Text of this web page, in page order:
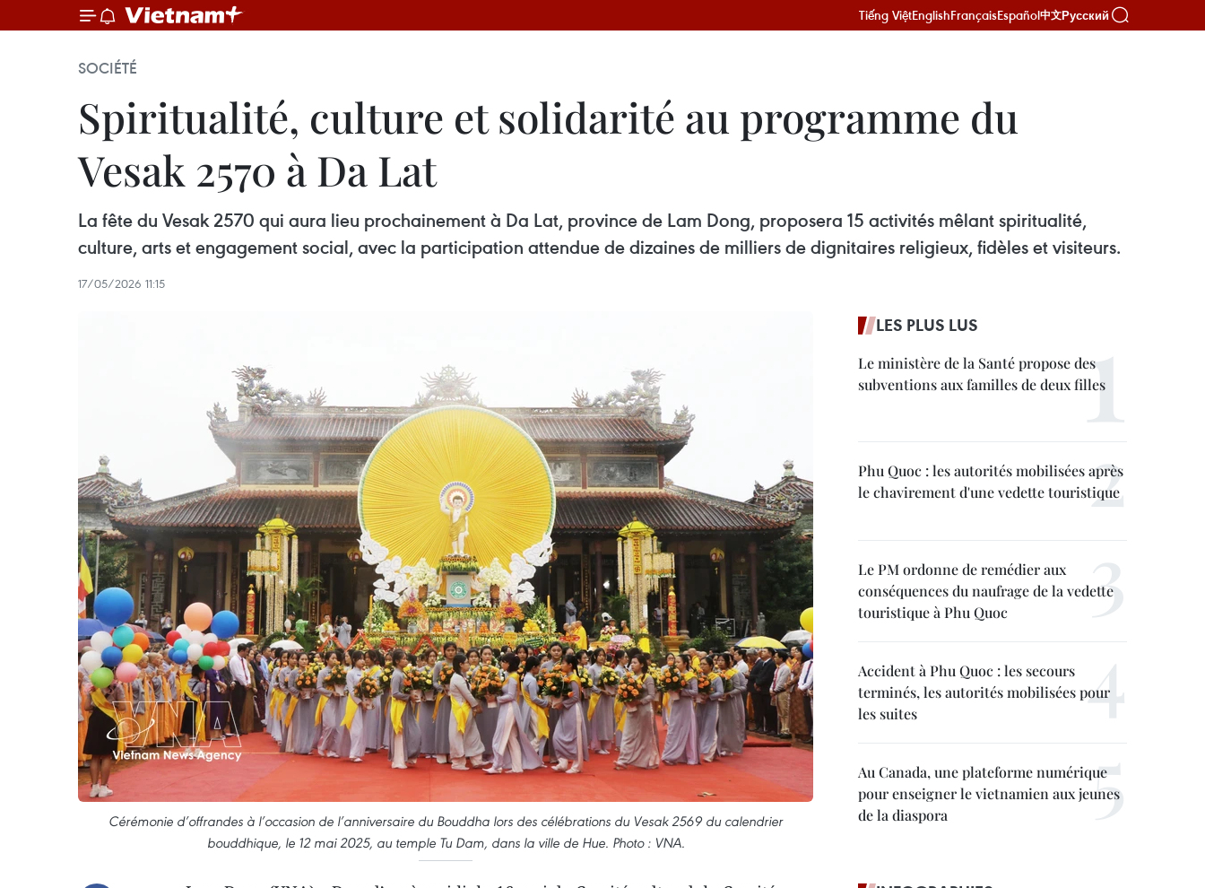
Tiếng ViệtEnglishFrançaisEspañol中文Русский
SOCIÉTÉ
Spiritualité, culture et solidarité au programme du
Vesak 2570 à Da Lat
La fête du Vesak 2570 qui aura lieu prochainement à Da Lat, province de Lam Dong, proposera 15 activités mêlant spiritualité,
culture, arts et engagement social, avec la participation attendue de dizaines de milliers de dignitaires religieux, fidèles et visiteurs.
17/05/2026 11:15
Cérémonie d’offrandes à l’occasion de l’anniversaire du Bouddha lors des célébrations du Vesak 2569 du calendrier
bouddhique, le 12 mai 2025, au temple Tu Dam, dans la ville de Hue. Photo : VNA.
LES PLUS LUS
Le ministère de la Santé propose des
subventions aux familles de deux filles
Phu Quoc : les autorités mobilisées après
le chavirement d'une vedette touristique
Le PM ordonne de remédier aux
conséquences du naufrage de la vedette
touristique à Phu Quoc
Accident à Phu Quoc : les secours
terminés, les autorités mobilisées pour
les suites
Au Canada, une plateforme numérique
pour enseigner le vietnamien aux jeunes
de la diaspora